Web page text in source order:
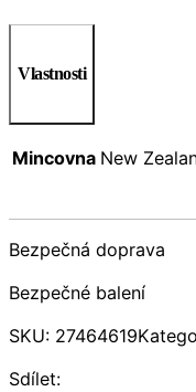
Vlastnosti
Mincovna New
Bezpečná doprava
Bezpečné balení
SKU: 27464619
Sdílet: